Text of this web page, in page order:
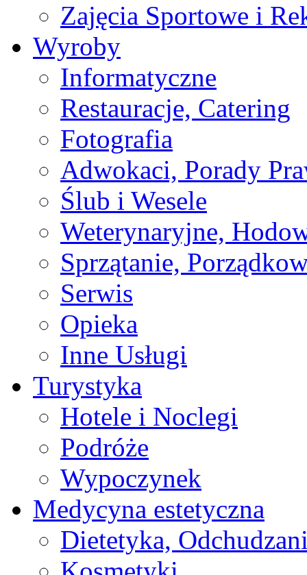
Zajęcia Sportowe i
Wyroby
Informatyczne
Restauracje, Catering
Fotografia
Adwokaci, Porady
Ślub i Wesele
Weterynaryjne,
Sprzątanie,
Serwis
Opieka
Inne Usługi
Turystyka
Hotele i Noclegi
Podróże
Wypoczynek
Medycyna estetyczna
Dietetyka,